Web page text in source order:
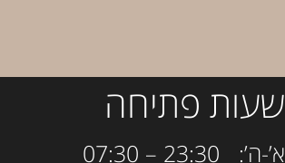
שעות פתיחה
א’-ה’: 23:30 – 07:30